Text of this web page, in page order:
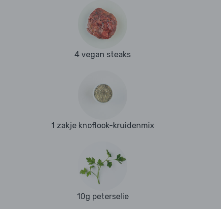
4 vegan steaks
1 zakje knoflook-kruidenmix
10g peterselie